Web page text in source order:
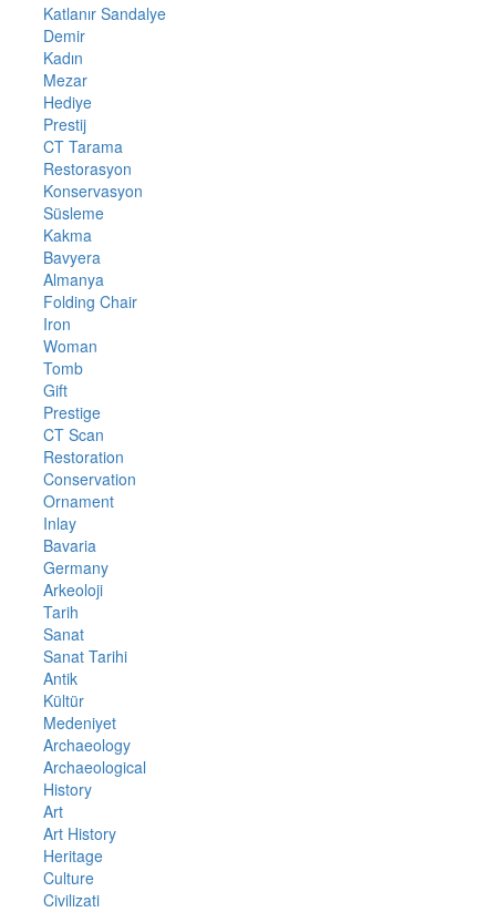
Katlanır Sandalye
Demir
Kadın
Mezar
Hediye
Prestij
CT Tarama
Restorasyon
Konservasyon
Süsleme
Kakma
Bavyera
Almanya
Folding Chair
Iron
Woman
Tomb
Gift
Prestige
CT Scan
Restoration
Conservation
Ornament
Inlay
Bavaria
Germany
Arkeoloji
Tarih
Sanat
Sanat Tarihi
Antik
Kültür
Medeniyet
Archaeology
Archaeological
History
Art
Art History
Heritage
Culture
Civilizati